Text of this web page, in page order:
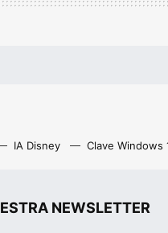
IA Disney Clave Windows
NEWSLETTER